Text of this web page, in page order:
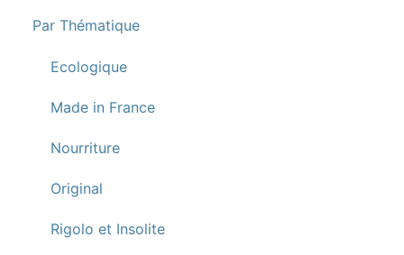
Par Thématique
Ecologique
Made in France
Nourriture
Original
Rigolo et Insolite